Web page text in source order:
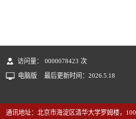
访问量： 0000078423 次
电脑版
最后更新时间： 2026 5 18
通讯地址：北京市海淀区清华大学罗姆楼，